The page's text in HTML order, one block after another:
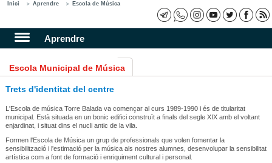
Inici Aprendre Escola de Música
Aprendre
Escola Municipal de Música
Trets d'identitat del centre
L'Escola de música Torre Balada va començar al curs 1989-1990 i és de titularitat
municipal. Està situada en un bonic edifici construït a finals del segle XIX amb el voltant
enjardinat, i situat dins el nucli antic de la vila.
Formen l'Escola de Música un grup de professionals que volen fomentar la
sensibilització i l'estimació per la música als nostres alumnes, desenvolupar la sensibilitat
artística com a font de formació i enriquiment cultural i personal.